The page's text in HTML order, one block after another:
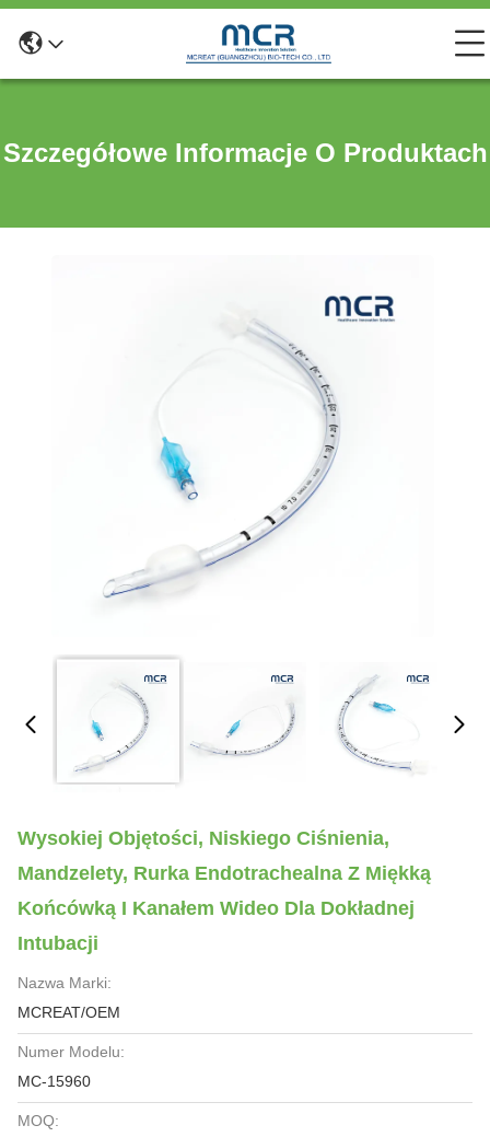
Szczegółowe Informacje O Produktach
Wysokiej Objętości, Niskiego Ciśnienia,
Mandzelety, Rurka Endotrachealna Z Miękką
Końcówką I Kanałem Wideo Dla Dokładnej
Intubacji
Nazwa Marki:
MCREAT/OEM
Numer Modelu:
MC-15960
MOQ: